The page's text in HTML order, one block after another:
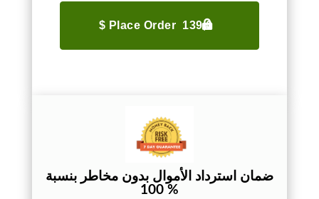
Place Order 139,0 $
ضمان استرداد الأموال بدون مخاطر بنسبة
% 100